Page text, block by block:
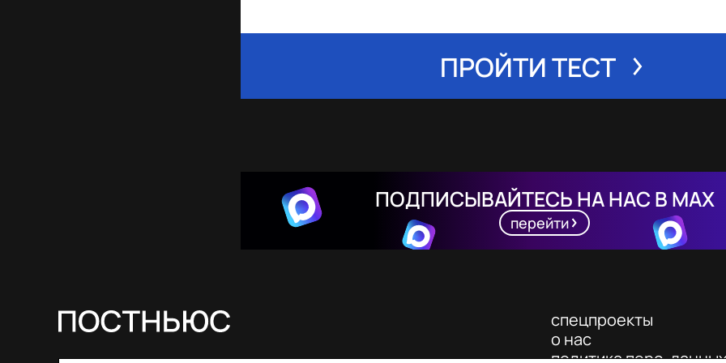
ПРОЙТИ ТЕСТ
ПОДПИСЫВАЙТЕСЬ НА НАС В MAX
перейти
спецпроекты
о нас
политика перс.